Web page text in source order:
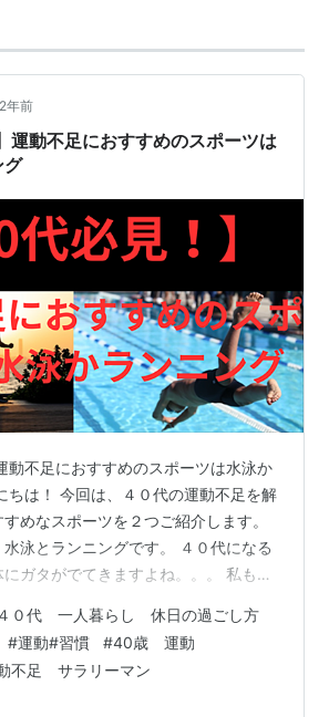
2年前
運動不足におすすめのスポーツは
グ
動不足におすすめのスポーツは水泳か
ちは！ 今回は、４０代の運動不足を解
めなスポーツを２つご紹介します。
泳とランニングです。 ４０代になる
ガタがでてきますよね。。。 私も膝
で、何かしらのスポーツはしたい！ と
ランニングをしています。 記事の内
足を解消するスポーツはこの２つ
グ】共通するメリットデメリット▶
４０代 一人暮らし 休日の過ごし方
#運動#習慣 #40歳 運動
不足 サラリーマン